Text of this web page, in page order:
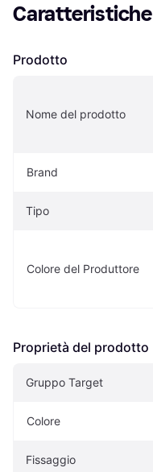
Caratteristiche
Prodotto
Nome del prodotto
Brand
Tipo
Colore del Produttore
Proprietà del prodotto
Gruppo Target
Colore
Fissaggio